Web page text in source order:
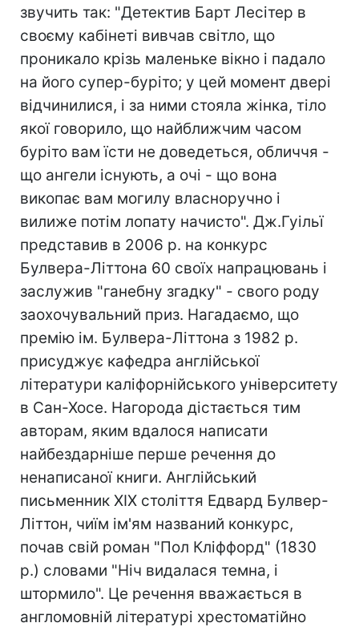
звучить так: "Детектив Барт Лесітер в
своєму кабінеті вивчав світло, що
проникало крізь маленьке вікно і падало
на його супер-буріто; у цей момент двері
відчинилися, і за ними стояла жінка, тіло
якої говорило, що найближчим часом
буріто вам їсти не доведеться, обличчя -
що ангели існують, а очі - що вона
викопає вам могилу власноручно і
вилиже потім лопату начисто". Дж.Гуільї
представив в 2006 р. на конкурс
Булвера-Літтона 60 своїх напрацювань і
заслужив "ганебну згадку" - свого роду
заохочувальний приз. Нагадаємо, що
премію ім. Булвера-Літтона з 1982 р.
присуджує кафедра англійської
літератури каліфорнійського університету
в Сан-Хосе. Нагорода дістається тим
авторам, яким вдалося написати
найбездарніше перше речення до
ненаписаної книги. Англійський
письменник XIX століття Едвард Булвер-
Літтон, чиїм ім'ям названий конкурс,
почав свій роман "Пол Кліффорд" (1830
р.) словами "Ніч видалася темна, і
штормило". Це речення вважається в
англомовній літературі хрестоматійно